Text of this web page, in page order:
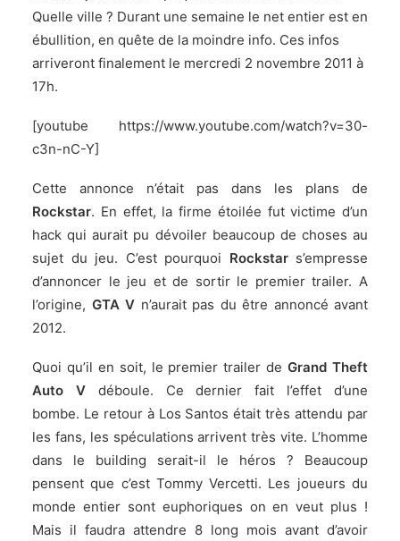
Quelle ville ? Durant une semaine le net entier est en
ébullition, en quête de la moindre info. Ces infos
arriveront finalement le mercredi 2 novembre 2011 à
17h.
[youtube https://www.youtube.com/watch?v=30-
c3n-nC-Y]
Cette annonce n’était pas dans les plans de
Rockstar. En effet, la firme étoilée fut victime d’un
hack qui aurait pu dévoiler beaucoup de choses au
sujet du jeu. C’est pourquoi Rockstars’empresse
d’annoncer le jeu et de sortir le premier trailer. A
l’origine, GTA V n’aurait pas du être annoncé avant
2012.
Quoi qu’il en soit, le premier trailer deGrand Theft
Auto Vdéboule. Ce dernier fait l’effet d’une
bombe. Le retour à Los Santos était très attendu par
les fans, les spéculations arrivent très vite. L’homme
dans le building serait-il le héros ? Beaucoup
pensent que c’est Tommy Vercetti. Les joueurs du
monde entier sont euphoriques on en veut plus !
Mais il faudra attendre 8 long mois avant d’avoir